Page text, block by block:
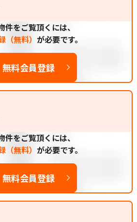
件をご覧頂くには、
（無料） が必要です。
無料会員登録
件をご覧頂くには、
（無料） が必要です。
無料会員登録